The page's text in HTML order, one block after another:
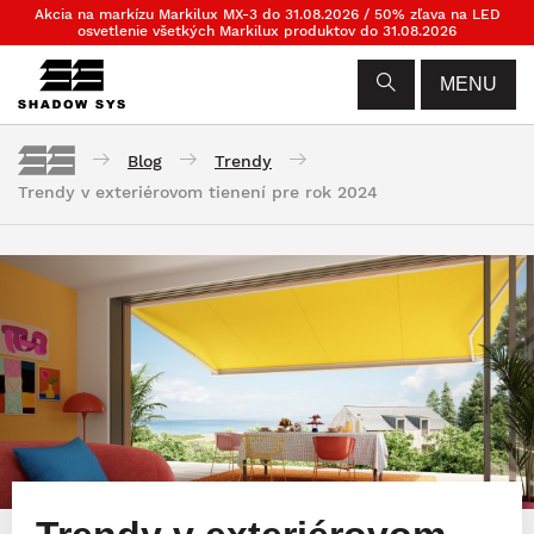
Akcia na markízu Markilux MX-3 do 31.08.2026 / 50% zľava na LED
osvetlenie všetkých Markilux produktov do 31.08.2026
MENU
Blog
Trendy
Trendy v exteriérovom tienení pre rok 2024